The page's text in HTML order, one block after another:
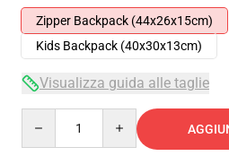
Zipper Backpack (44x26x15cm)
Kids Backpack (40x30x13cm)
Visualizza guida alle taglie